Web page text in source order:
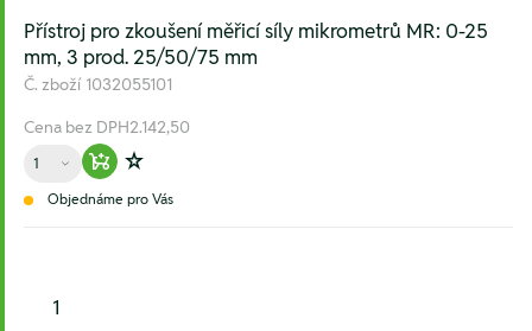
Přístroj pro zkoušení měřicí síly mikrometrů MR: 0-25
mm, 3 prod. 25/50/75 mm
Č. zboží 1032055101
Cena bez DPH2.142,50
Množství
Warenkorb hinzufügen
Zur Wunschliste hinzufügen
Objednáme pro Vás
1